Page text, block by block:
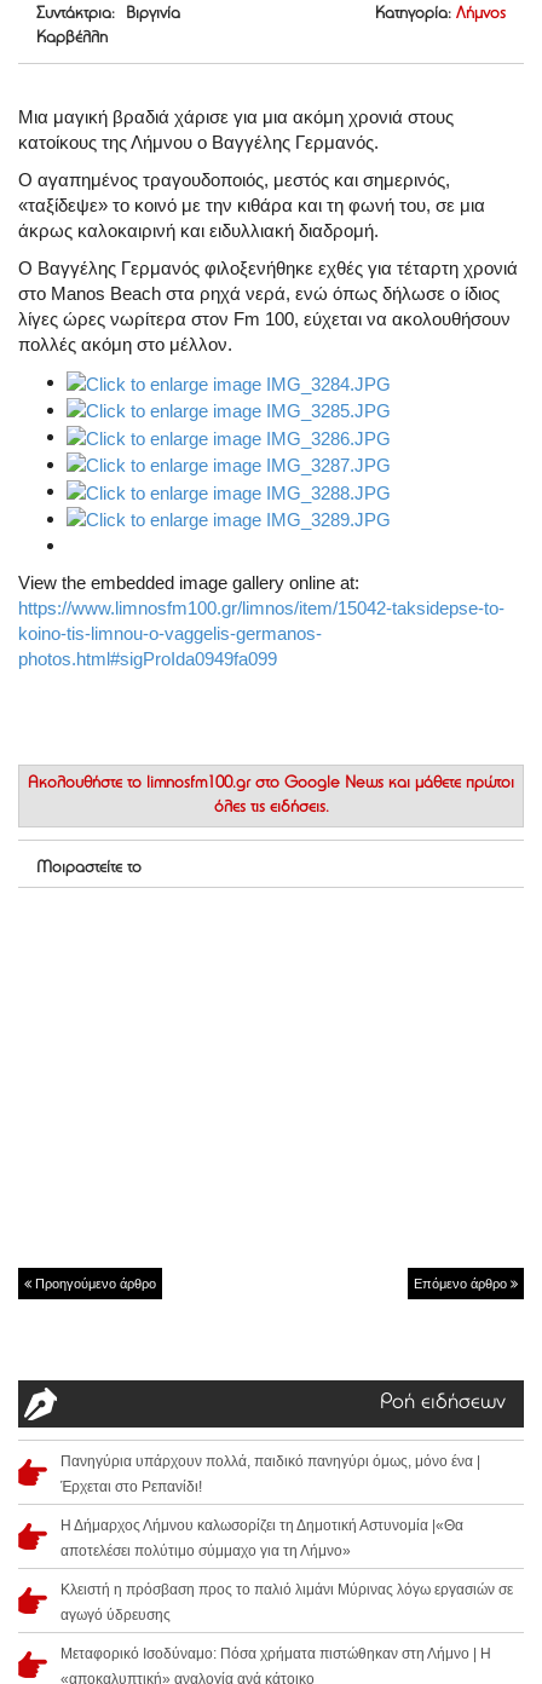
Συντάκτρια: Βιργινία
Καρβέλλη
Κατηγορία: Λήμνος
Μια μαγική βραδιά χάρισε για μια ακόμη χρονιά στους
κατοίκους της Λήμνου ο Βαγγέλης Γερμανός.
Ο αγαπημένος τραγουδοποιός, μεστός και σημερινός,
«ταξίδεψε» το κοινό με την κιθάρα και τη φωνή του, σε μια
άκρως καλοκαιρινή και ειδυλλιακή διαδρομή.
Ο Βαγγέλης Γερμανός φιλοξενήθηκε εχθές για τέταρτη χρονιά
στο Manos Beach στα ρηχά νερά, ενώ όπως δήλωσε ο ίδιος
λίγες ώρες νωρίτερα στον Fm 100, εύχεται να ακολουθήσουν
πολλές ακόμη στο μέλλον.
View the embedded image gallery online at:
https://www.limnosfm100.gr/limnos/item/15042-taksidepse-to-
koino-tis-limnou-o-vaggelis-germanos-
photos.html#sigProIda0949fa099
Ακολουθήστε το limnosfm100.gr στο Google News και μάθετε πρώτοι
όλες τις ειδήσεις.
Μοιραστείτε το
Προηγούμενο άρθρο Επόμενο άρθρο
Ροή ειδήσεων
Πανηγύρια υπάρχουν πολλά, παιδικό πανηγύρι όμως, μόνο ένα |
Έρχεται στο Ρεπανίδι!
Η Δήμαρχος Λήμνου καλωσορίζει τη Δημοτική Αστυνομία |«Θα
αποτελέσει πολύτιμο σύμμαχο για τη Λήμνο»
Κλειστή η πρόσβαση προς το παλιό λιμάνι Μύρινας λόγω εργασιών σε
αγωγό ύδρευσης
Μεταφορικό Ισοδύναμο: Πόσα χρήματα πιστώθηκαν στη Λήμνο | Η
«αποκαλυπτική» αναλογία ανά κάτοικο